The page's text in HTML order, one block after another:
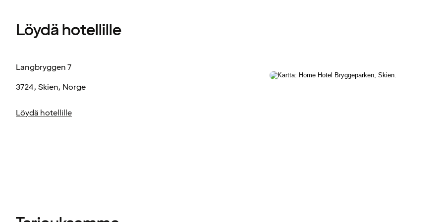
Löydä hotellille
Langbryggen 7
3724, Skien, Norge
Löydä hotellille